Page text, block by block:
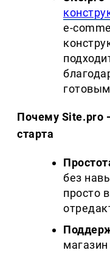
e-
Почему Site.pro
старта
без
просто